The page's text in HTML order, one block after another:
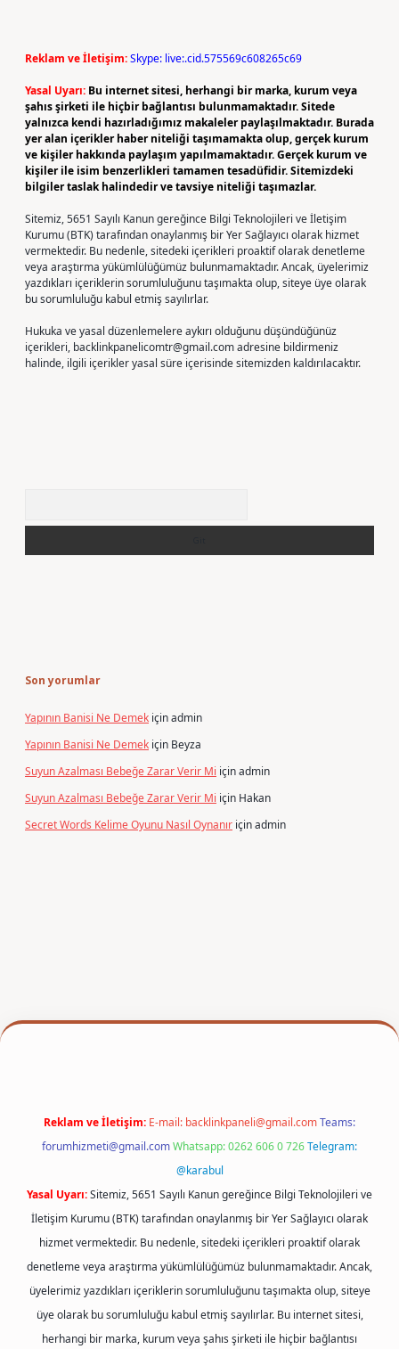
Reklam ve İletişim:Skype: live:.cid.575569c608265c69
Yasal Uyarı: Bu internet sitesi, herhangi bir marka, kurum veya
şahıs şirketi ile hiçbir bağlantısı bulunmamaktadır. Sitede
yalnızca kendi hazırladığımız makaleler paylaşılmaktadır. Burada
yer alan içerikler haber niteliği taşımamakta olup, gerçek kurum
ve kişiler hakkında paylaşım yapılmamaktadır. Gerçek kurum ve
kişiler ile isim benzerlikleri tamamen tesadüfidir. Sitemizdeki
bilgiler taslak halindedir ve tavsiye niteliği taşımazlar.
Sitemiz, 5651 Sayılı Kanun gereğince Bilgi Teknolojileri ve İletişim
Kurumu (BTK) tarafından onaylanmış bir Yer Sağlayıcı olarak hizmet
vermektedir. Bu nedenle, sitedeki içerikleri proaktif olarak denetleme
veya araştırma yükümlülüğümüz bulunmamaktadır. Ancak, üyelerimiz
yazdıkları içeriklerin sorumluluğunu taşımakta olup, siteye üye olarak
bu sorumluluğu kabul etmiş sayılırlar.
Hukuka ve yasal düzenlemelere aykırı olduğunu düşündüğünüz
içerikleri, backlinkpanelicomtr@gmail.comadresine bildirmeniz
halinde, ilgili içerikler yasal süre içerisinde sitemizden kaldırılacaktır.
Son yorumlar
Yapının Banisi Ne Demek içinadmin
Yapının Banisi Ne Demek için Beyza
Suyun Azalması Bebeğe Zarar Verir Mi içinadmin
Suyun Azalması Bebeğe Zarar Verir Mi için Hakan
Secret Words Kelime Oyunu Nasıl Oynanır içinadmin
Reklam ve İletişim: E-mail: backlinkpaneli@gmail.comTeams:
forumhizmeti@gmail.comWhatsapp: 0262 606 0 726Telegram:
@karabul
Yasal Uyarı:Sitemiz, 5651 Sayılı Kanun gereğince Bilgi Teknolojileri ve
İletişim Kurumu (BTK) tarafından onaylanmış bir Yer Sağlayıcı olarak
hizmet vermektedir. Bu nedenle, sitedeki içerikleri proaktif olarak
denetleme veya araştırma yükümlülüğümüz bulunmamaktadır. Ancak,
üyelerimiz yazdıkları içeriklerin sorumluluğunu taşımakta olup, siteye
üye olarak bu sorumluluğu kabul etmiş sayılırlar. Bu internet sitesi,
herhangi bir marka, kurum veya şahıs şirketi ile hiçbir bağlantısı